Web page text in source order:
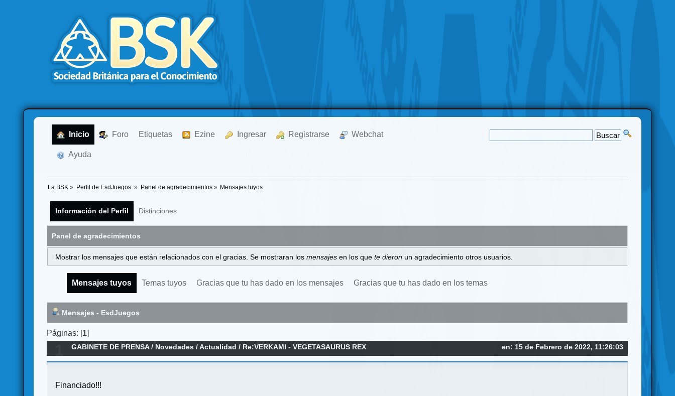
Inicio Foro Etiquetas Ezine Ingresar Registrarse Webchat
Ayuda
La BSK » Perfil de EsdJuegos » Panel de agradecimientos» Mensajes tuyos
Información del Perfil Distinciones
Panel de agradecimientos
Mostrar los mensajes que están relacionados con el gracias. Se mostraran los mensajes en los que te dieron un agradecimiento otros usuarios.
Mensajes tuyos Temas tuyos Gracias que tu has dado en los mensajes Gracias que tu has dado en los temas
Mensajes - EsdJuegos
Páginas: [1]
en: 15 de Febrero de 2022, 11:26:03
GABINETE DE PRENSA/ Novedades / Actualidad / Re:VERKAMI - VEGETASAURUS REX
Financiado!!!